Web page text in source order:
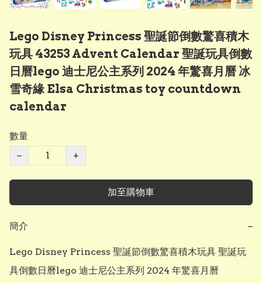
Lego Disney Princess 聖誕節倒數驚喜積木
玩具 43253 Advent Calendar 聖誕玩具倒數
日曆lego 迪士尼公主系列 2024 年驚喜月曆 冰
雪奇緣 Elsa Christmas toy countdown
calendar
數量
−
+
加至購物車
簡介 −
Lego Disney Princess 聖誕節倒數驚喜積木玩具 聖誕玩
具倒數日曆lego 迪士尼公主系列 2024 年驚喜月曆